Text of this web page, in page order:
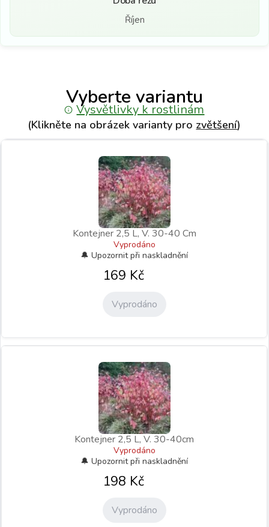
Říjen
Vyberte variantu
Vysvětlivky k rostlinám
(Klikněte na obrázek varianty pro zvětšení)
Kontejner 2,5 L, V. 30-40 Cm
Vyprodáno
169 Kč
Vyprodáno
Kontejner 2,5 L, V. 30-40cm
Vyprodáno
198 Kč
Vyprodáno